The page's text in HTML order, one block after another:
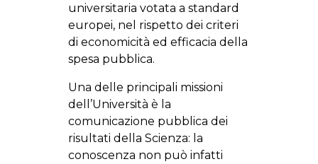
universitaria votata a standard
europei, nel rispetto dei criteri
di economicità ed efficacia della
spesa pubblica.
Una delle principali missioni
dell’Università è la
comunicazione pubblica dei
risultati della Scienza: la
conoscenza non può infatti